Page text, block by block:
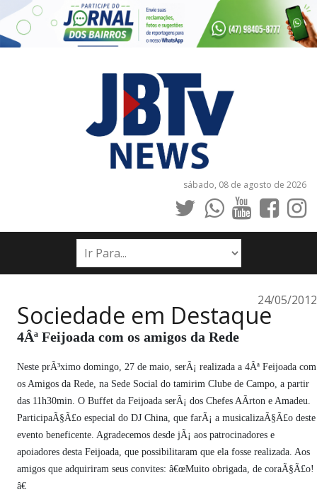
sábado, 08 de agosto de 2026
INÍCIO
NOTÍCIAS
PUBLICAÇÕES LEGAIS
24/05/2012
Sociedade em Destaque
4Âª Feijoada com os amigos da Rede
Neste prÃ³ximo domingo, 27 de maio, serÃ¡ realizada a 4Âª Feijoada com
os Amigos da Rede, na Sede Social do tamirim Clube de Campo, a partir
das 11h30min. O Buffet da Feijoada serÃ¡ dos Chefes AÃ­rton e Amadeu.
ParticipaÃ§Ã£o especial do DJ China, que farÃ¡ a musicalizaÃ§Ã£o deste
evento beneficente. Agradecemos desde jÃ¡ aos patrocinadores e
apoiadores desta Feijoada, que possibilitaram que ela fosse realizada. Aos
amigos que adquiriram seus convites: â€œMuito obrigada, de coraÃ§Ã£o!
â€